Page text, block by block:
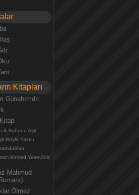
Kitapları
Günahımdır
& Buhur-u Aşk
Böyle Yazılır
Ahmed Yesevi'nin
Mahmud
Ölmez